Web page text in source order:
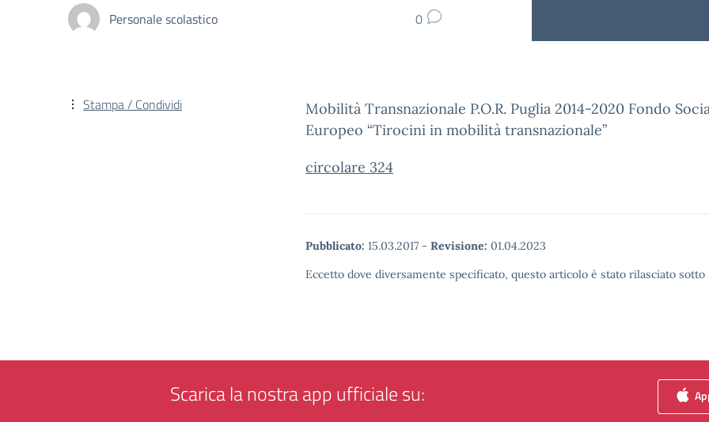
Personale scolastico 0
Mobilità Transnazionale P.O.R. Puglia 2014-2020 Fondo
Europeo “Tirocini in mobilità transnazionale”
circolare 324
Pubblicato: 15.03.2017 - Revisione: 01.04.2023
Eccetto dove diversamente specificato, questo articolo è stato rilasciato
Stampa / Condividi
Scarica la nostra app ufficiale su: